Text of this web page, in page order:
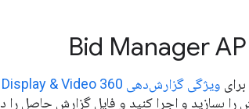
Bid Manager
ویژگی گزارش‌دهی Display & Video 360
بسازید و اجرا کنید و فایل گزارش حاصل را